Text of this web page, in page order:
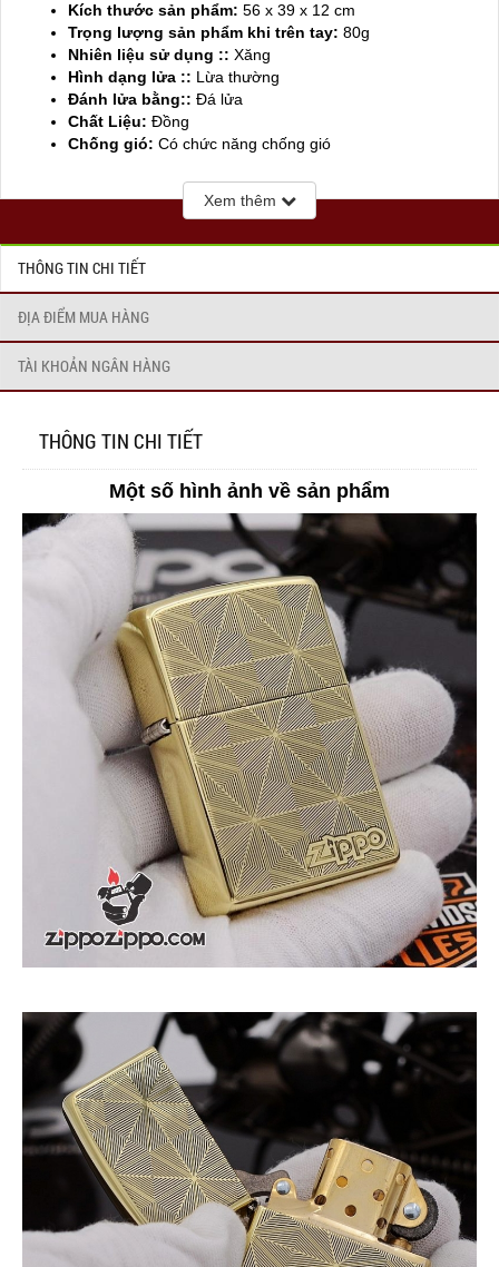
Kích thước sản phẩm: 56 x 39 x 12 cm
Trọng lượng sản phẩm khi trên tay: 80g
Nhiên liệu sử dụng :: Xăng
Hình dạng lửa :: Lừa thường
Đánh lửa bằng:: Đá lửa
Chất Liệu: Đồng
Chống gió: Có chức năng chống gió
Xem thêm
THÔNG TIN CHI TIẾT
ĐỊA ĐIỂM MUA HÀNG
TÀI KHOẢN NGÂN HÀNG
THÔNG TIN CHI TIẾT
Một số hình ảnh về sản phẩm